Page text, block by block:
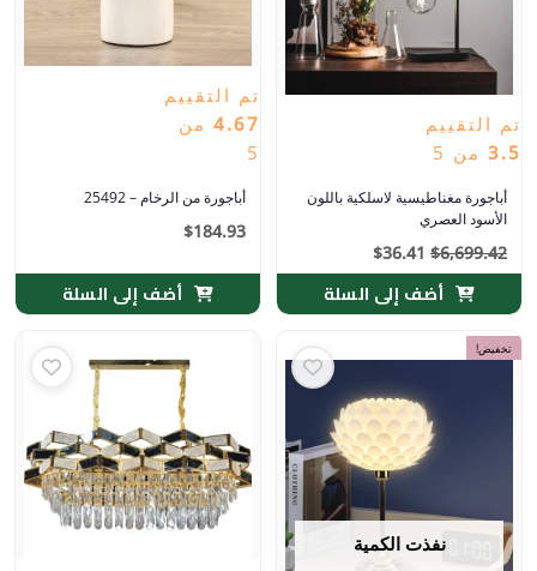
تم التقييم
3.5 من 5
أباجورة مغناطيسية لاسلكية باللون
الأسود العصري
$6,699.42
$36.41
أضف إلى السلة
تم التقييم
4.67 من
5
أباجورة من الرخام – 25492
$184.93
أضف إلى السلة
تخفيض!
نفذت الكمية